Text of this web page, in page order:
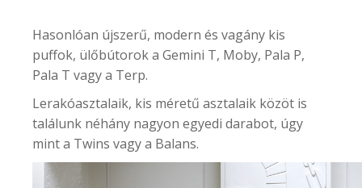
Hasonlóan újszerű, modern és vagány kis
puffok, ülőbútoroka Gemini T, Moby, Pala P,
Pala T vagy a Terp.
Lerakóasztalaik, kis méretű asztalaik közöt is
találunk néhány nagyon egyedi darabot, úgy
mint a Twins vagy a Balans.